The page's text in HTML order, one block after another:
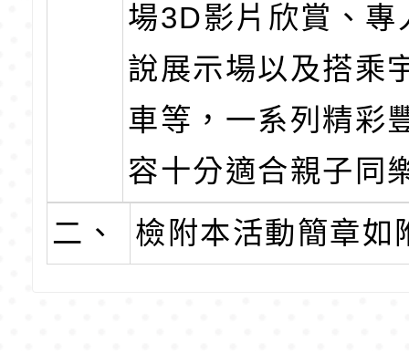
場3D影片欣賞、專
說展示場以及搭乘
車等，一系列精彩
容十分適合親子同
二、
檢附本活動簡章如